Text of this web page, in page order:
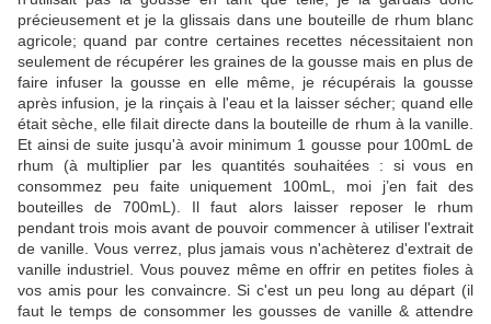
précieusement et je la glissais dans une bouteille de rhum blanc
agricole; quand par contre certaines recettes nécessitaient non
seulement de récupérer les graines de la gousse mais en plus de
faire infuser la gousse en elle même, je récupérais la gousse
après infusion, je la rinçais à l'eau et la laisser sécher; quand elle
était sèche, elle filait directe dans la bouteille de rhum à la vanille.
Et ainsi de suite jusqu'à avoir minimum 1 gousse pour 100mL de
rhum (à multiplier par les quantités souhaitées : si vous en
consommez peu faite uniquement 100mL, moi j’en fait des
bouteilles de 700mL). Il faut alors laisser reposer le rhum
pendant trois mois avant de pouvoir commencer à utiliser l'extrait
de vanille. Vous verrez, plus jamais vous n'achèterez d'extrait de
vanille industriel. Vous pouvez même en offrir en petites fioles à
vos amis pour les convaincre. Si c'est un peu long au départ (il
faut le temps de consommer les gousses de vanille & attendre